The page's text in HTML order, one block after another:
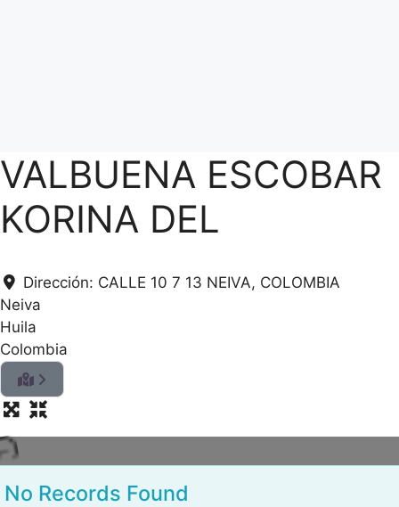
VALBUENA ESCOBAR
KORINA DEL
Dirección: CALLE 10 7 13 NEIVA, COLOMBIA
Neiva
Huila
Colombia
No Records Found